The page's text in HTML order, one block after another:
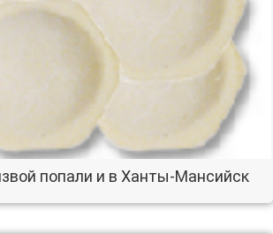
попали и в Ханты-Мансийск